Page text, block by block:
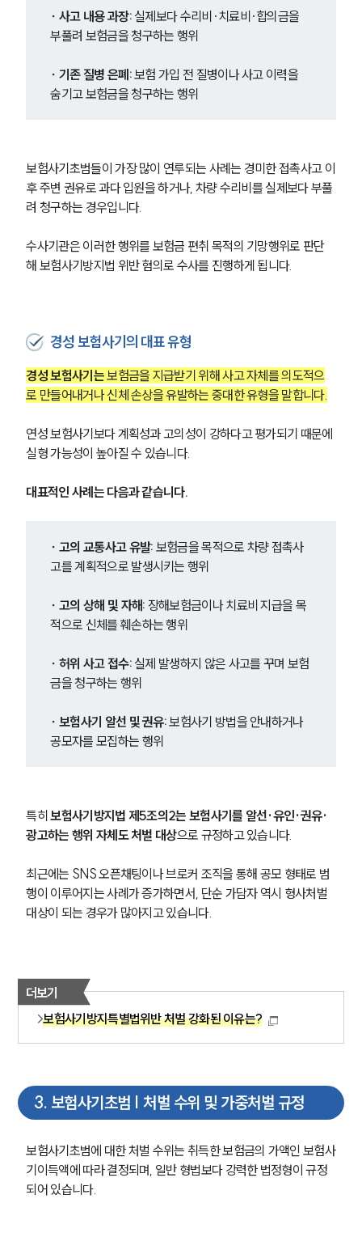
∙ 사고 내용 과장: 실제보다 수리비·치료비·합의금을
부풀려 보험금을 청구하는 행위
∙ 기존 질병 은폐: 보험 가입 전 질병이나 사고 이력을
숨기고 보험금을 청구하는 행위
보험사기초범들이 가장 많이 연루되는 사례는 경미한 접촉사고 이
후 주변 권유로 과다 입원을 하거나, 차량 수리비를 실제보다 부풀
려 청구하는 경우입니다.
수사기관은 이러한 행위를 보험금 편취 목적의 기망행위로 판단
해 보험사기방지법 위반 혐의로 수사를 진행하게 됩니다.
경성 보험사기의 대표 유형
경성 보험사기는 보험금을 지급받기 위해 사고 자체를 의도적으
로 만들어내거나 신체 손상을 유발하는 중대한 유형을 말합니다.
연성 보험사기보다 계획성과 고의성이 강하다고 평가되기 때문에
실형 가능성이 높아질 수 있습니다.
대표적인 사례는 다음과 같습니다.
∙ 고의 교통사고 유발: 보험금을 목적으로 차량 접촉사
고를 계획적으로 발생시키는 행위
∙ 고의 상해 및 자해: 장해보험금이나 치료비 지급을 목
적으로 신체를 훼손하는 행위
∙ 허위 사고 접수: 실제 발생하지 않은 사고를 꾸며 보험
금을 청구하는 행위
∙ 보험사기 알선 및 권유: 보험사기 방법을 안내하거나
공모자를 모집하는 행위
특히 보험사기방지법 제5조의2는 보험사기를 알선·유인·권유·
광고하는 행위 자체도 처벌 대상으로 규정하고 있습니다.
최근에는 SNS 오픈채팅이나 브로커 조직을 통해 공모 형태로 범
행이 이루어지는 사례가 증가하면서, 단순 가담자 역시 형사처벌
대상이 되는 경우가 많아지고 있습니다.
더보기
보험사기방지특별법위반 처벌 강화된 이유는?
3. 보험사기초범 | 처벌 수위 및 가중처벌 규정
보험사기초범에 대한 처벌 수위는 취득한 보험금의 가액인 보험사
기이득액에 따라 결정되며, 일반 형법보다 강력한 법정형이 규정
되어 있습니다.